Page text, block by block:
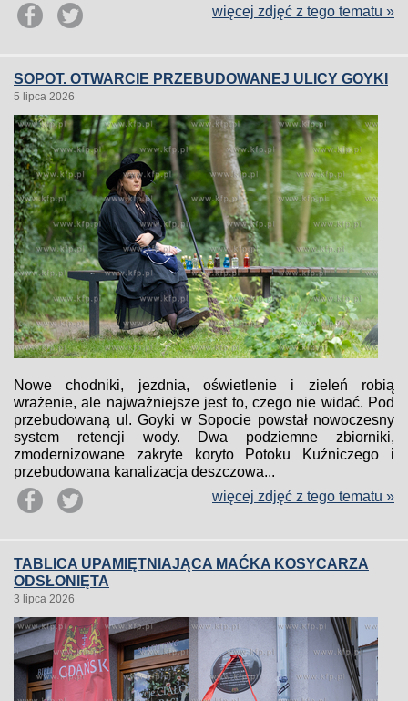
więcej zdjęć z tego tematu »
SOPOT. OTWARCIE PRZEBUDOWANEJ ULICY GOYKI
5 lipca 2026
Nowe chodniki, jezdnia, oświetlenie i zieleń robią
wrażenie, ale najważniejsze jest to, czego nie widać. Pod
przebudowaną ul. Goyki w Sopocie powstał nowoczesny
system retencji wody. Dwa podziemne zbiorniki,
zmodernizowane zakryte koryto Potoku Kuźniczego i
przebudowana kanalizacja deszczowa...
więcej zdjęć z tego tematu »
TABLICA UPAMIĘTNIAJĄCA MAĆKA KOSYCARZA
ODSŁONIĘTA
3 lipca 2026